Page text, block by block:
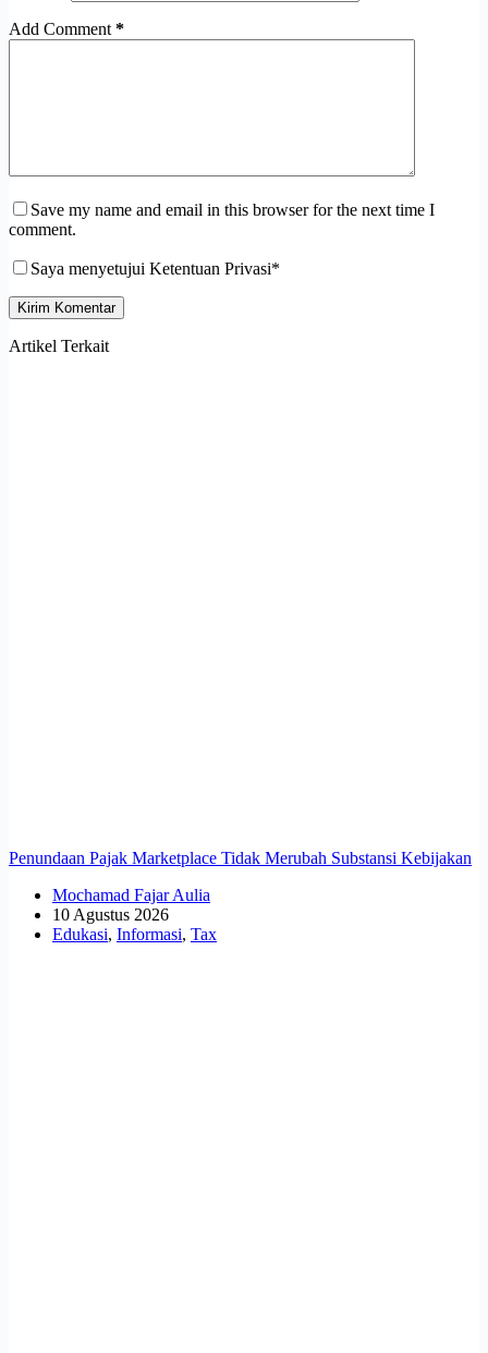
Add Comment *
Save my name and email in this browser for the next time I
comment.
Saya menyetujui Ketentuan Privasi*
Kirim Komentar
Artikel Terkait
Penundaan Pajak Marketplace Tidak Merubah Substansi Kebijakan
Mochamad Fajar Aulia
10 Agustus 2026
Edukasi, Informasi, Tax